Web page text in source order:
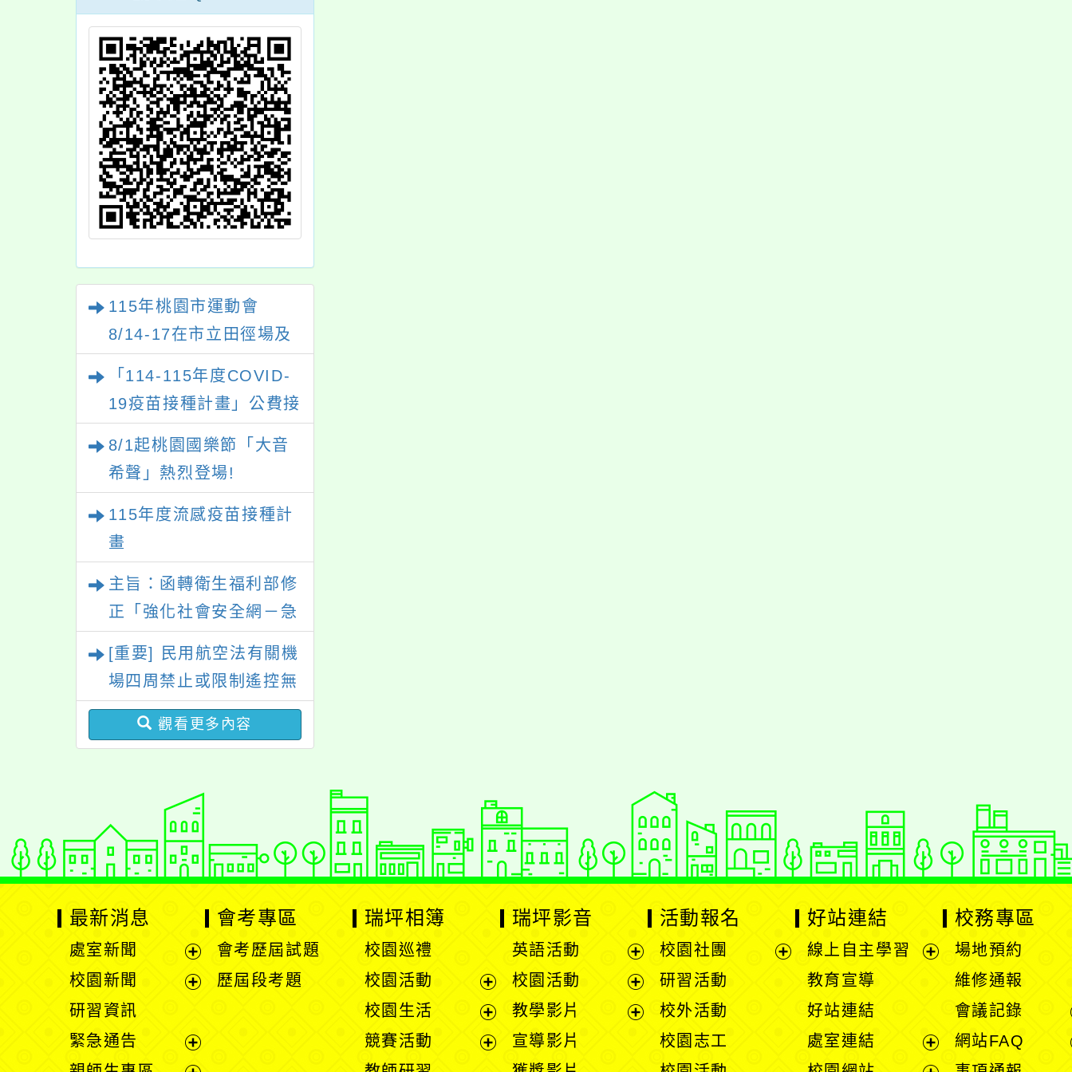
115年桃園市運動會
8/14-17在市立田徑場及
「114-115年度COVID-
19疫苗接種計畫」公費接
日止
8/1起桃園國樂節「大音
希聲」熱烈登場!
115年度流感疫苗接種計
畫
主旨：函轉衛生福利部修
正「強化社會安全網－急
請參考運用，請查照。
[重要] 民用航空法有關機
場四周禁止或限制遙控無
人機飛航活動規定
觀看更多內容
最新消息
處室新聞
展
單
校園新聞
選
研習資訊
緊急通告
展
會考專區
會考歷屆試題
歷屆段考題
瑞坪相簿
校園巡禮
校園活動
展
選
校園生活
展
競賽活動
瑞坪影音
英語活動
展
選
校園活動
展
教學影片
宣導影片
活動報名
校園社團
研習活動
校外活動
校園志工
好站連結
線上自主學習
單
教育宣導
好站連結
處室連結
展
校務專區
場地預約
維修通報
會議記錄
網站FAQ